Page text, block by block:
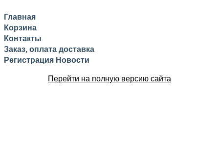
Главная
Корзина
Контакты
Заказ, оплата доставка
Регистрация Новости
Перейти на полную версию сайта